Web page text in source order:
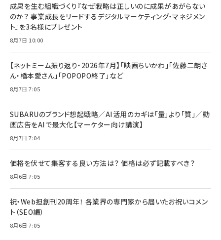
成果を生む組織づくり『なぜ戦略は正しいのに成果があがらない
のか？ 事業成長をリードするデジタルマーケティング・マネジメン
ト』を3名様にプレゼント
8月7日 10:00
【ネットミーム振り返り・2026年7月】「映画ちいかわ」「佐藤二朗さ
ん・橋本愛さん」「POPOPO終了」など
8月7日 7:05
SUBARUのブランド想起戦略／AI活用のカギは「量」より「質」／動
画広告をAIで最大化【マーケター向け講演】
8月7日 7:04
価格を伏せて集客する良い方法は？ 価格は必ず記載すべき？
8月6日 7:05
祝・Web担創刊20周年！ 各業界の専門家から届いたお祝いコメン
ト（SEO編）
8月6日 7:05